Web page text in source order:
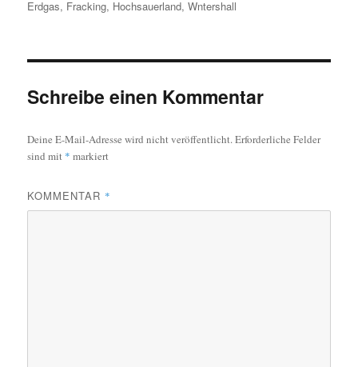
am
Erdgas, Fracking, Hochsauerland,Wntershall
Schreibe einen Kommentar
Deine E-Mail-Adresse wird nicht veröffentlicht.Erforderliche Felder
sind mit * markiert
KOMMENTAR *